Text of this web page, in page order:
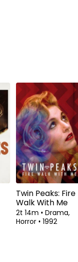
Twin Peaks: Fire
Walk With Me
2t 14m • Drama,
Horror • 1992